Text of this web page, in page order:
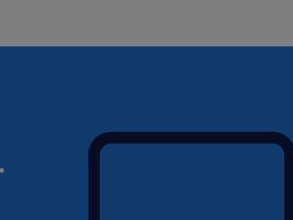
del Regolamento (UE) 2016/